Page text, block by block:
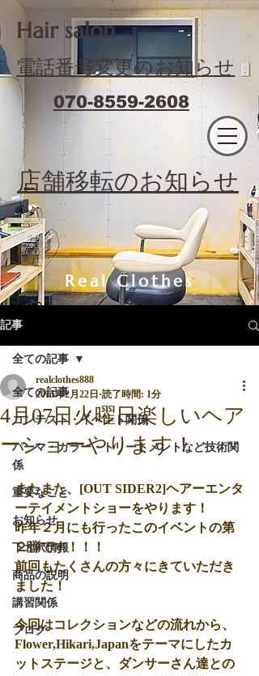
​Hair salon
電話番号変更のお知らせ
070-8559-2608
​店舗移転のお知らせ
Real Clothes
記事
全ての記事
コンテスト・イベント関係
パーマ・カラー・トリートメントなど技術関
係
重要なこと
お知らせ
下北沢情報
商品の説明
講習関係
ブログ
全ての記事
4月07日火曜日楽しいヘア
ーショーやります！
realclothes888
2015年2月22日 読了時間: 1分
またまた、[OUT SIDER2]ヘアーエンタ
ーテイメントショーをやります！
昨年２月にも行ったこのイベントの第
２弾です！！！
前回もたくさんの方々にきていただき
ました！
今回はコレクションなどの流れから、
Flower,Hikari,Japanをテーマにしたカ
ットステージと、ダンサーさん達との